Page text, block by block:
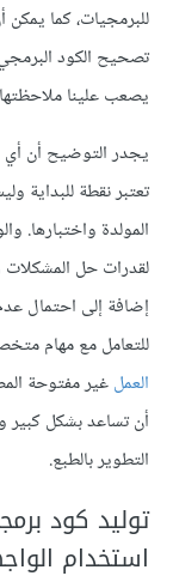
للبرمجيات، كما
تصحيح الكود
يصعب علينا
يجدر التوضيح أن أي
تعتبر نقطة للبداية
المولدة واختبارها.
لقدرات حل المشكلات
إضافة إلى احتمال
للتعامل مع مهام
العملغير مفتوحة
أن تساعد بشكل كبير
التطوير بالطبع.
توليد كود
استخدام